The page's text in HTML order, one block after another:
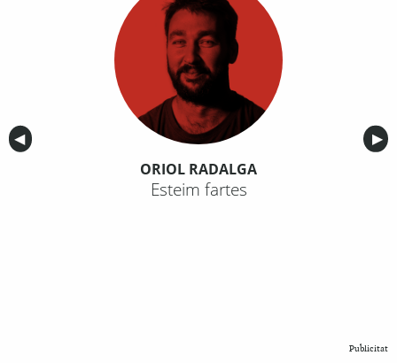
Anterior
◀︎ ▶︎
ORIOL RADALGA
Esteim fartes
Publicitat